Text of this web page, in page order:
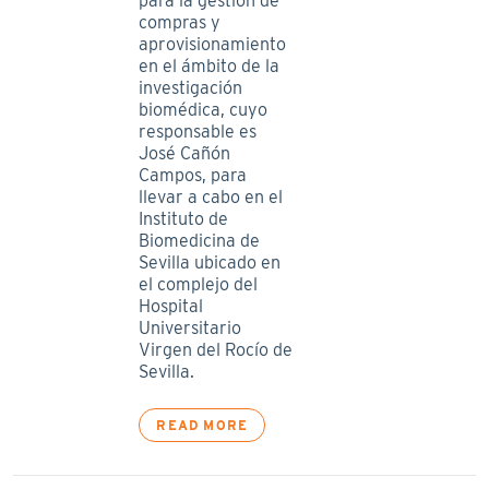
compras y
aprovisionamiento
en el ámbito de la
investigación
biomédica, cuyo
responsable es
José Cañón
Campos, para
llevar a cabo en el
Instituto de
Biomedicina de
Sevilla ubicado en
el complejo del
Hospital
Universitario
Virgen del Rocío de
Sevilla.
READ MORE